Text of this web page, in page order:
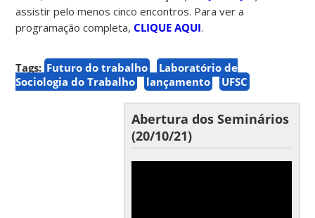
assistir pelo menos cinco encontros. Para ver a
programação completa,CLIQUE AQUI.
Tags: Futuro do trabalho
Laboratório de
Sociologia do Trabalho
lançamento UFSC
Abertura dos Seminários
(20/10/21)